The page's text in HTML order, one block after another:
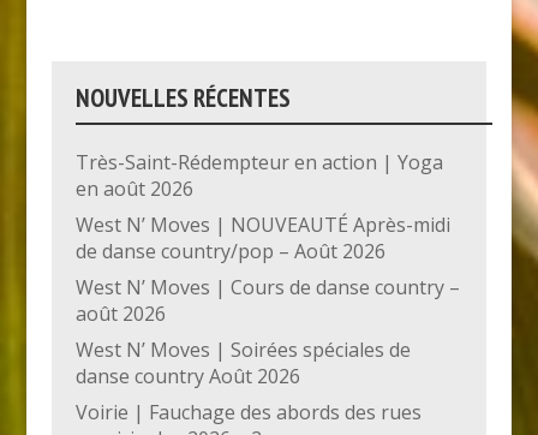
NOUVELLES RÉCENTES
Très-Saint-Rédempteur en action | Yoga
en août 2026
West N’ Moves | NOUVEAUTÉ Après-midi
de danse country/pop – Août 2026
West N’ Moves | Cours de danse country –
août 2026
West N’ Moves | Soirées spéciales de
danse country Août 2026
Voirie | Fauchage des abords des rues